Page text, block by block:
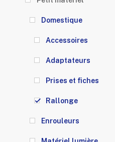
Domestique
Accessoires
Adaptateurs
Prises et fiches
Rallonge
Enrouleurs